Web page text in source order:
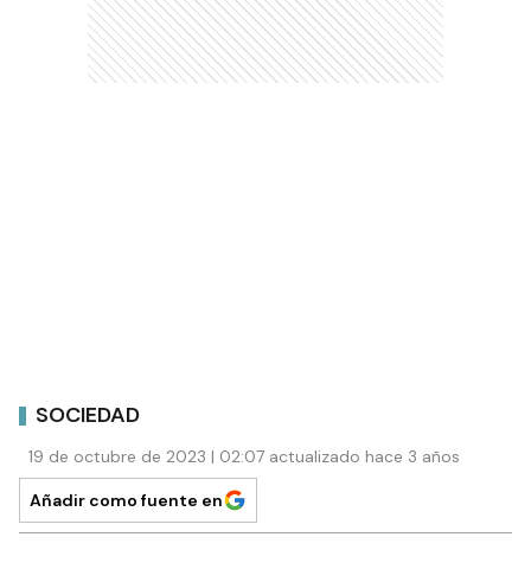
SOCIEDAD
19 de octubre de 2023 | 02:07 actualizado hace 3 años
Añadir como fuente en